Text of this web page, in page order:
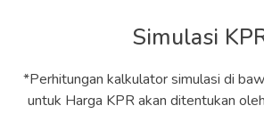
Simulasi
*Perhitungan kalkulator simulasi di
untuk Harga KPR akan ditentukan